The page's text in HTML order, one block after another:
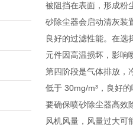
被阻挡在表面，形成粉
砂除尘器会启动清灰装
良好的过滤性能。在选
元件因高温损坏，影响
第四阶段是气体排放，
低于 30mg/m³，良好
要确保喷砂除尘器高效
风机风量，风量过大